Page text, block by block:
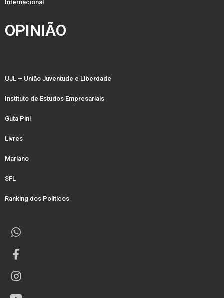
Internacional
OPINIÃO
UJL – União Juventude e Liberdade
Instituto de Estudos Empresariais
Guta Pini
Livres
Mariano
SFL
Ranking dos Politicos